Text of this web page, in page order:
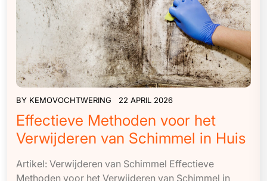
BY KEMOVOCHTWERING 22 APRIL 2026
Effectieve Methoden voor het
Verwijderen van Schimmel in Huis
Artikel: Verwijderen van Schimmel Effectieve
Methoden voor het Verwijderen van Schimmel in